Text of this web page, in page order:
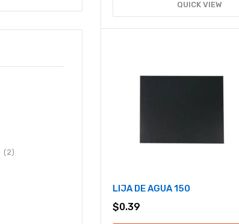
QUICK VIEW
LIJA DE AGUA 150
$0.39
(2)